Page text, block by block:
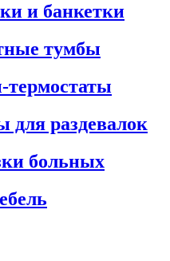
и банкетки
тумбы
раздевалок
больных